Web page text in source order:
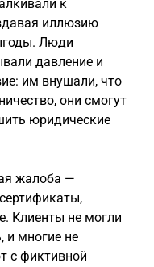
к
иллюзию
Люди
давление и
им внушали, что
они смогут
юридические
жалоба —
Клиенты не могли
и многие не
с фиктивной